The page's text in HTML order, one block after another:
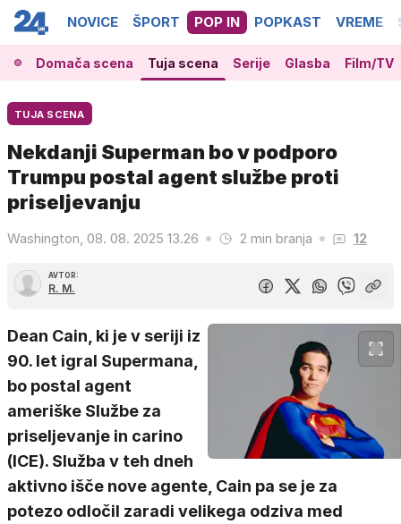
NOVICE ŠPORT POP IN POPKAST VREME
Domača scena Tuja scena Serije Glasba Film/TV
TUJA SCENA
Nekdanji Superman bo v podporo
Trumpu postal agent službe proti
priseljevanju
Washington, 08. 08. 2025 13.26 2 min branja 12
AVTOR:
R. M.
Dean Cain, ki je v seriji iz
90. let igral Supermana,
bo postal agent
ameriške Službe za
priseljevanje in carino
(ICE). Služba v teh dneh
aktivno išče nove agente, Cain pa se je za
potezo odločil zaradi velikega odziva med